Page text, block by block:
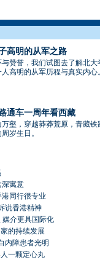
高明的从军之路
与赞誉，我们试图去了解北大
人高明的从军历程与真实内心
通车一周年看西藏
万壑，穿越莽莽荒原，青藏铁
岁生日。
深寓意
同行很专业
说香港精神
媒介更具国际化
的持续发展
内障患者光明
一颗定心丸